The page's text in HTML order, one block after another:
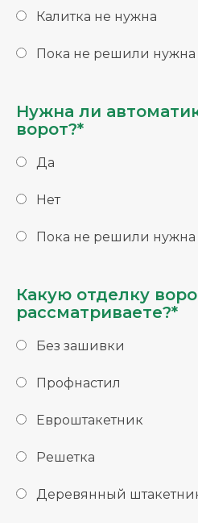
Калитка не нужна
Пока не решили нужна
Нужна ли
ворот?*
Да
Нет
Пока не решили нужна
Какую отделку
рассматриваете?*
Без зашивки
Профнастил
Евроштакетник
Решетка
Деревянный